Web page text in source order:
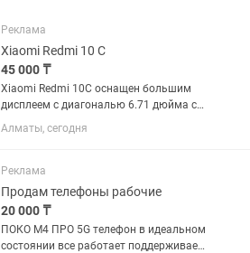
Реклама
Xiaomi Redmi 10 C
45 000 ₸
Xiaomi Redmi 10C оснащен большим
дисплеем с диагональю 6.71 дюйма с
защитным стеклом Corning Gorilla
Glass, которое защищает экран от
Redmi 10C позволяет...
Алматы, сегодня
Реклама
Продам телефоны рабочие
20 000 ₸
ПОКО М4 ПРО 5G телефон в идеальном
состоянии все работает поддерживает